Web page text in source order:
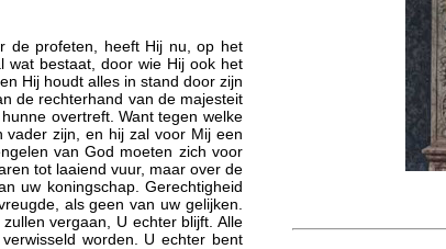
de profeten, heeft Hij nu, op het
wat bestaat, door wie Hij ook het
Hij houdt alles in stand door zijn
de rechterhand van de majesteit
overtreft. Want tegen welke
zijn, en hij zal voor Mij een
van God moeten zich voor
tot laaiend vuur, maar over de
uw koningschap. Gerechtigheid
als geen van uw gelijken.
vergaan, U echter blijft. Alle
worden. U echter bent